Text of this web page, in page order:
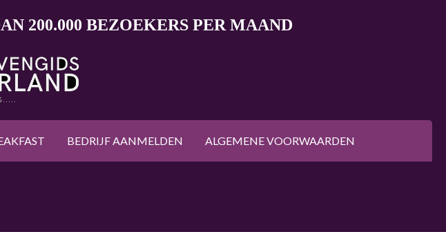
200.000 BEZOEKERS PER MAAND
BEDRIJF AANMELDEN ALGEMENE VOORWAARDEN